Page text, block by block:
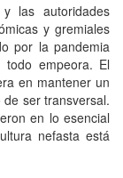
las autoridades
y gremiales
por la pandemia
todo empeora. El
en mantener un
ser transversal.
en lo esencial
nefasta está